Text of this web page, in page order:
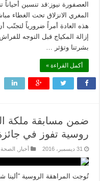
العصفورة نيوز:قد تنسين
المغري الانزلاق تحت الغطاء
هذه العادة أمراً ضرورياً لتجنّب
إزالة المكياج قبل التوجه
بشرتنا وتؤثر …
أكمل القراءة »
روسية تفوز في جائزة
31 ديسمبر، 2016 أخبار الصحة